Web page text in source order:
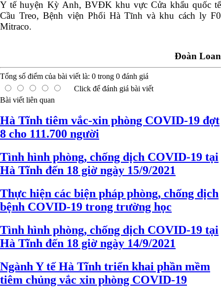
Y tế huyện Kỳ Anh, BVĐK khu vực Cửa khẩu quốc tế
Cầu Treo, Bệnh viện Phổi Hà Tĩnh và khu cách ly F0
Mitraco.
Đoàn Loan
Tổng số điểm của bài viết là: 0 trong 0 đánh giá
Click để đánh giá bài viết
Bài viết liên quan
Hà Tĩnh tiêm vắc-xin phòng COVID-19 đợt
8 cho 111.700 người
Tình hình phòng, chống dịch COVID-19 tại
Hà Tĩnh đến 18 giờ ngày 15/9/2021
Thực hiện các biện pháp phòng, chống dịch
bệnh COVID-19 trong trường học
Tình hình phòng, chống dịch COVID-19 tại
Hà Tĩnh đến 18 giờ ngày 14/9/2021
Ngành Y tế Hà Tĩnh triển khai phần mềm
tiêm chủng vắc xin phòng COVID-19